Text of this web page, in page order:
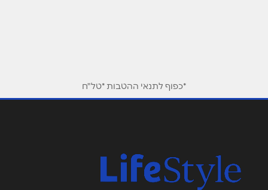
הודעה*
*כפוף לתנאי ההטבות *טל"ח